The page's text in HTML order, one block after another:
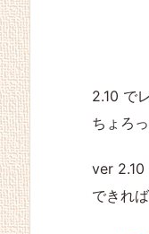
2.10 で
ちょろ
ver 2.10
できれ